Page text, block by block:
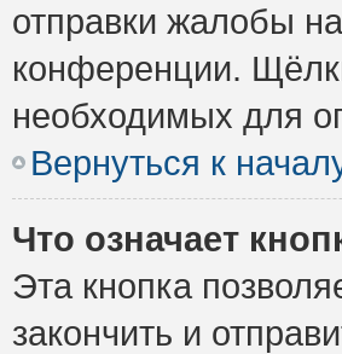
отправки жалобы
конференции.
необходимых для
Вернуться к
Что означает
Эта кнопка
закончить и